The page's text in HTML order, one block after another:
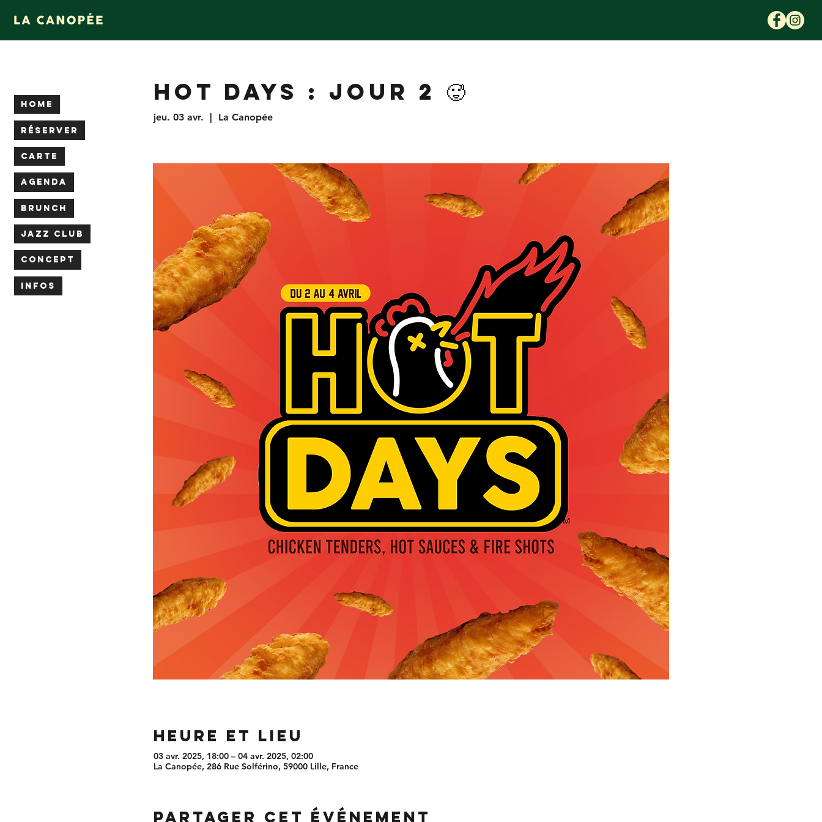
HOT DAYS : JOUR 2 🥵
jeu. 03 avr.
  |
La Canopée
Heure et lieu
03 avr. 2025, 18:00 – 04 avr. 2025, 02:00
La Canopée, 286 Rue Solférino, 59000 Lille, France
Partager cet événement
HOME
RÉSERVER
CARTE
AGENDA
BRUNCH
JAZZ CLUB
CONCEPT
INFOS